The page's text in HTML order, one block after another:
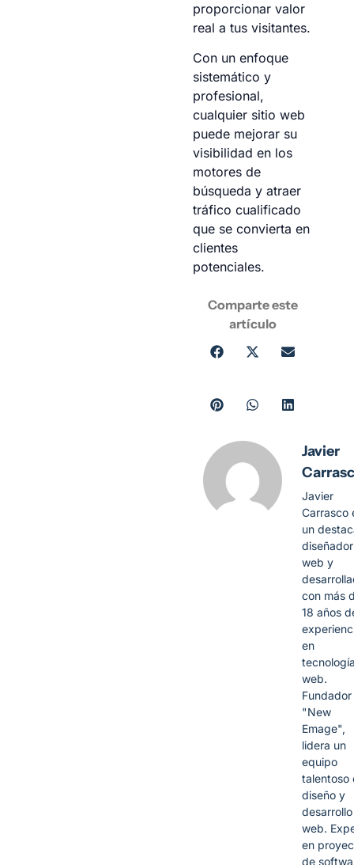
proporcionar valor
real a tus visitantes.
Con un enfoque
sistemático y
profesional,
cualquier sitio web
puede mejorar su
visibilidad en los
motores de
búsqueda y atraer
tráfico cualificado
que se convierta en
clientes
potenciales.
Comparte este
artículo
Javier
Javier
Carrasco
un
diseñador
web y
con más
18 años
en
web.
"New
Emage",
lidera un
equipo
talentoso
diseño y
desarrollo
web.
en
de